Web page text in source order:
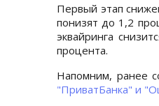
Первый этап
понизят до 1,2
эквайринга
процента.
Напомним, ранее
"ПриватБанка" и